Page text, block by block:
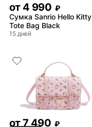
от 4 990 ₽
Сумка Sanrio Hello Kitty
Tote Bag Black
15 дней
от7 490 ₽